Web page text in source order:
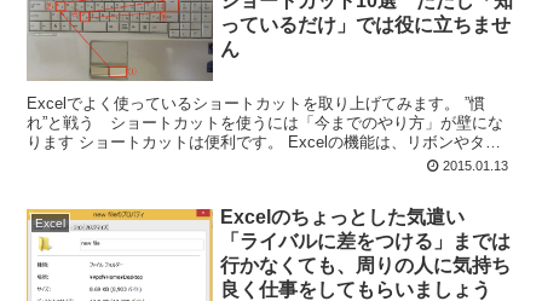
っているだけ」では役に立ちませ
ん
Excelでよく使っているショートカットを取り上げてみます。 ”慣
れ”と戦う ショートカットを使うには「今までのやり方」が壁にな
ります ショートカットは便利です。 Excelの機能は、リボンやタ
2015.01.13
Excel
Excelのちょっとした気遣い
「ライバルに差をつける」までは
行かなくても、周りの人に気持ち
良く仕事をしてもらいましょう